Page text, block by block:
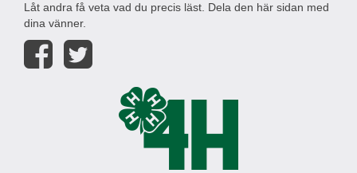
Låt andra få veta vad du precis läst. Dela den här sidan med
dina vänner.